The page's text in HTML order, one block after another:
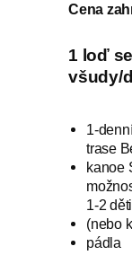
Cena
1 loď
všudy/
1-
trase
kanoe
1-2
(nebo
pádla